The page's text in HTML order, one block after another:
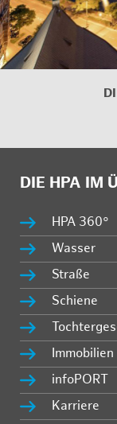
DIE HPA IM
HPA 360°
Wasser
Straße
Schiene
Immobilien
infoPORT
Karriere